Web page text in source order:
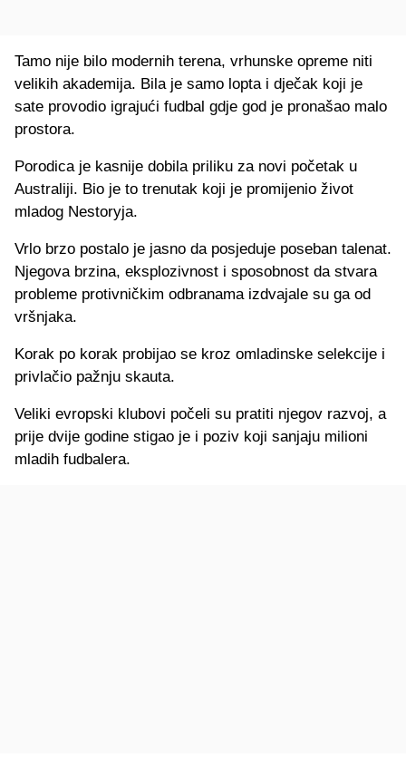
Tamo nije bilo modernih terena, vrhunske opreme niti
velikih akademija. Bila je samo lopta i dječak koji je
sate provodio igrajući fudbal gdje god je pronašao malo
prostora.
Porodica je kasnije dobila priliku za novi početak u
Australiji. Bio je to trenutak koji je promijenio život
mladog Nestoryja.
Vrlo brzo postalo je jasno da posjeduje poseban talenat.
Njegova brzina, eksplozivnost i sposobnost da stvara
probleme protivničkim odbranama izdvajale su ga od
vršnjaka.
Korak po korak probijao se kroz omladinske selekcije i
privlačio pažnju skauta.
Veliki evropski klubovi počeli su pratiti njegov razvoj, a
prije dvije godine stigao je i poziv koji sanjaju milioni
mladih fudbalera.